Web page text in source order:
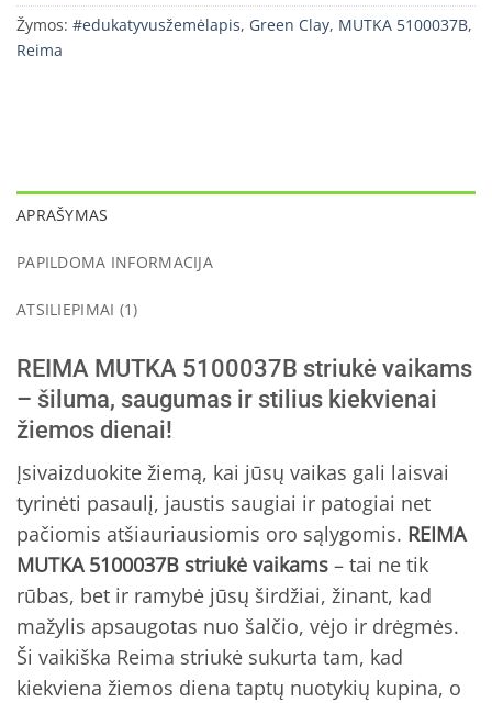
Žymos: #edukatyvusžemėlapis, Green Clay, MUTKA 5100037B,
Reima
APRAŠYMAS
PAPILDOMA INFORMACIJA
ATSILIEPIMAI (1)
REIMA MUTKA 5100037B striukė vaikams
– šiluma, saugumas ir stilius kiekvienai
žiemos dienai!
Įsivaizduokite žiemą, kai jūsų vaikas gali laisvai
tyrinėti pasaulį, jaustis saugiai ir patogiai net
pačiomis atšiauriausiomis oro sąlygomis. REIMA
MUTKA 5100037B striukė vaikams – tai ne tik
rūbas, bet ir ramybė jūsų širdžiai, žinant, kad
mažylis apsaugotas nuo šalčio, vėjo ir drėgmės.
Ši vaikiška Reima striukė sukurta tam, kad
kiekviena žiemos diena taptų nuotykių kupina, o